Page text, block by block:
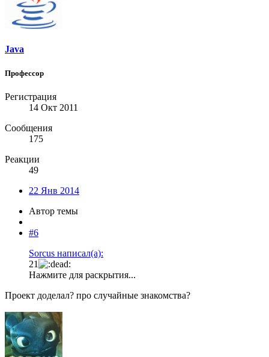
Java
Профессор
Регистрация
14 Окт 2011
Сообщения
175
Реакции
49
22 Янв 2014
Автор темы
#6
Sorcus написал(а):
21
Нажмите для раскрытия...
Проект доделал? про случайные знакомства?